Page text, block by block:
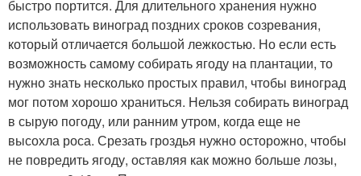
быстро портится. Для длительного хранения нужно
использовать виноград поздних сроков созревания,
который отличается большой лежкостью. Но если есть
возможность самому собирать ягоду на плантации, то
нужно знать несколько простых правил, чтобы виноград
мог потом хорошо храниться. Нельзя собирать виноград
в сырую погоду, или ранним утром, когда еще не
высохла роса. Срезать гроздья нужно осторожно, чтобы
не повредить ягоду, оставляя как можно больше лозы,